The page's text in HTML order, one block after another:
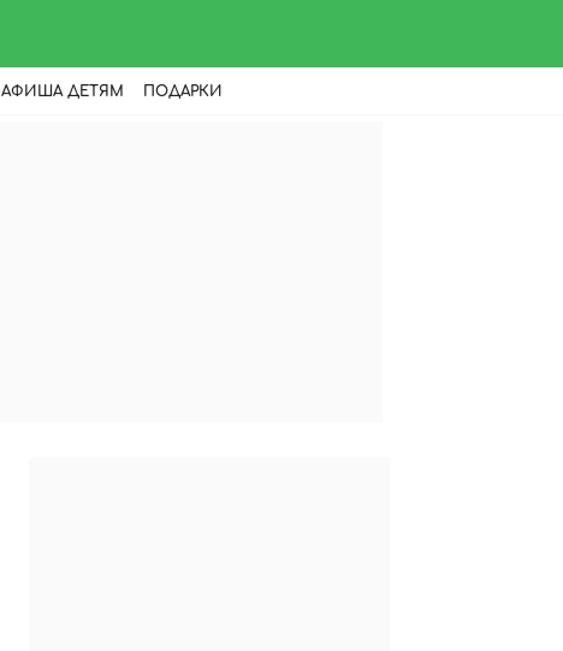
АФИША ДЕТЯМ ПОДАРКИ